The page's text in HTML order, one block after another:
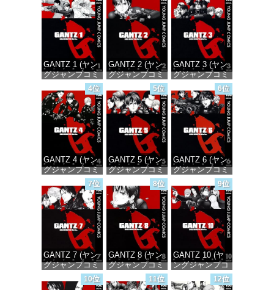
GANTZ 1 (ヤン
グジャンプコミ
ックスDIGITAL)
価格：¥100
GANTZ 2 (ヤン
グジャンプコミ
ックスDIGITAL)
価格：¥100
GANTZ 3 (ヤン
グジャンプコミ
ックスDIGITAL)
価格：¥100
4位
GANTZ 4 (ヤン
グジャンプコミ
ックスDIGITAL)
価格：¥100
5位
GANTZ 5 (ヤン
グジャンプコミ
ックスDIGITAL)
価格：¥100
6位
GANTZ 6 (ヤン
グジャンプコミ
ックスDIGITAL)
価格：¥100
7位
GANTZ 7 (ヤン
グジャンプコミ
ックスDIGITAL)
8位
GANTZ 8 (ヤン
グジャンプコミ
ックスDIGITAL)
9位
GANTZ 10 (ヤ
ングジャンプコ
DIGITAL)
10位 11位 12位